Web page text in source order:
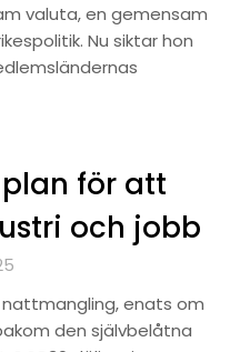
valuta, en gemensam
Nu siktar hon
plan för att
och jobb
nattmangling, enats om
den självbelåtna